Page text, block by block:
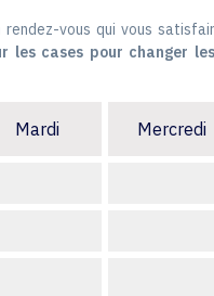
vous qui vous
les cases pour changer
Mardi Mercredi